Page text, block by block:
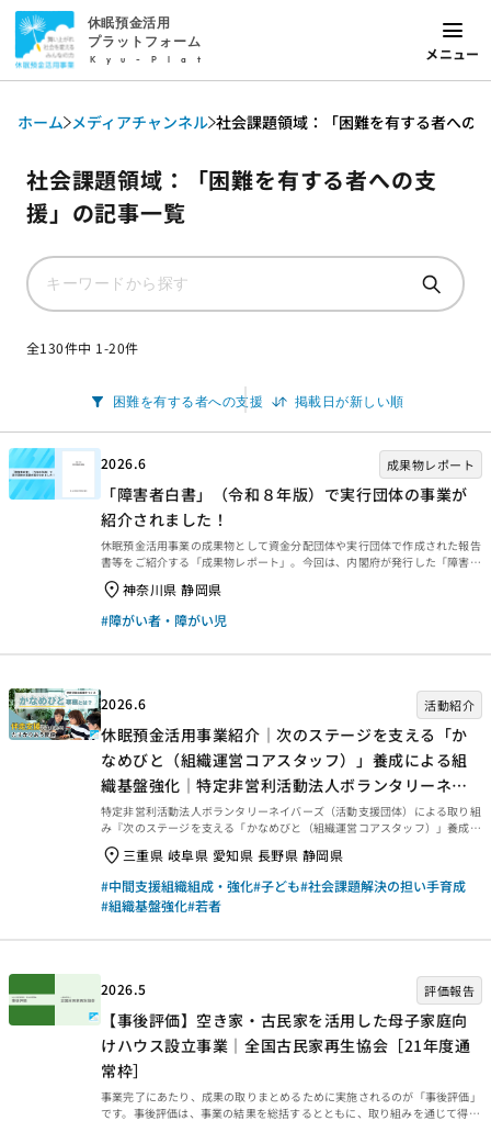
休眠預金活用
プラットフォーム
Kyu-Plat メニュー
ホーム メディアチャンネル 社会課題領域：「困難を有する者への
社会課題領域：「困難を有する者への支
援」の記事一覧
全130件中 1-20件
2026.6 成果物レポート
「障害者白書」（令和８年版）で実行団体の事業が
紹介されました！
休眠預金活用事業の成果物として資金分配団体や実行団体で作成された報告
書等をご紹介する「成果物レポート」。今回は、内閣府が発行した「障害者
白書」（令和８年版）の中で、実行団体の事業の概要が掲載されましたの
で、その掲載箇所について紹介します。 障害者白書とは？ 障害者白書は、
障害者基本法（昭和45年法律第84号）第13条に基づき、平成6年から政府
が毎年国会に提出する「障害者のために講じた施策の概況に関する報告書」
神奈川県 静岡県
#障がい者・障がい児
2026.6 活動紹介
休眠預金活用事業紹介｜次のステージを支える「か
なめびと（組織運営コアスタッフ）」養成による組
織基盤強化｜特定非営利活動法人ボランタリーネイ
バーズ
特定非営利活動法人ボランタリーネイバーズ（活動支援団体）による取り組
み『次のステージを支える「かなめびと（組織運営コアスタッフ）」養成に
よる組織基盤強化』の動画をご紹介します。
三重県 岐阜県 愛知県 長野県 静岡県
#中間支援組織組成・強化#子ども#社会課題解決の担い手育成
#組織基盤強化#若者
2026.5 評価報告
【事後評価】空き家・古民家を活用した母子家庭向
けハウス設立事業｜全国古民家再生協会［21年度通
常枠］
事業完了にあたり、成果の取りまとめるために実施されるのが「事後評価」
です。事後評価は、事業の結果を総括するとともに、取り組みを通じて得ら